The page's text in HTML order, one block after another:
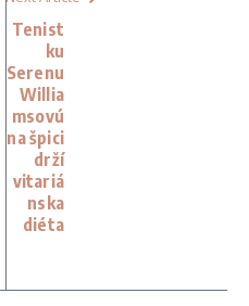
Tenist
ku
Serenu
Willia
msovú
na špici
drží
vitariá
nska
diéta